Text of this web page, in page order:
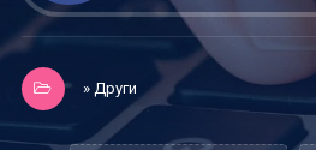
» Други